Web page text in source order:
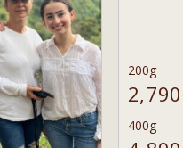
200g
2,790
400g